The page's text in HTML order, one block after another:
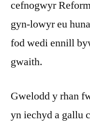
cefnogwyr
gyn-lowyr eu
fod wedi ennill
gwaith.
Gwelodd y rhan
yn iechyd a gallu